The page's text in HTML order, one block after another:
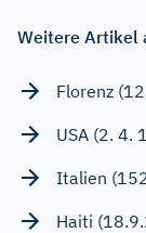
Weitere Artikel
Florenz
USA (2. 4.
Italien
Haiti